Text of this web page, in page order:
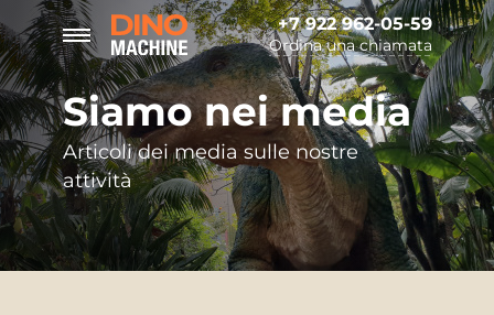
+7 922 962-05-59
Ordina una chiamata
Siamo nei media
Articoli dei media sulle nostre
attività